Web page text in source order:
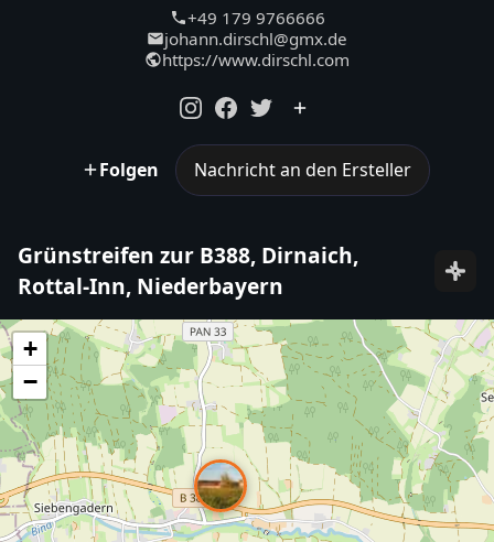
+49 179 9766666
johann.dirschl@gmx.de
https://www.dirschl.com
Folgen Nachricht an den Ersteller
Grünstreifen zur B388, Dirnaich,
Rottal-Inn, Niederbayern
+
−